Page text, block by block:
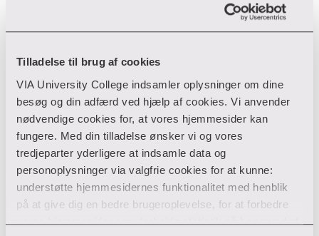
Tilladelse til brug af cookies
VIA University College indsamler oplysninger om dine
besøg og din adfærd ved hjælp af cookies. Vi anvender
nødvendige cookies for, at vores hjemmesider kan
fungere. Med din tilladelse ønsker vi og vores
tredjeparter yderligere at indsamle data og
personoplysninger via valgfrie cookies for at kunne:
understøtte hjemmesidernes funktionalitet med henblik
på at give dig en bedre brugeroplevelse, for at forbedre
vores hjemmesider og udarbejde statistik på baggrund af
Filter
Ryd filtre
Din søgning gav desværre ikke noget resultat
Giv ikke op endnu!